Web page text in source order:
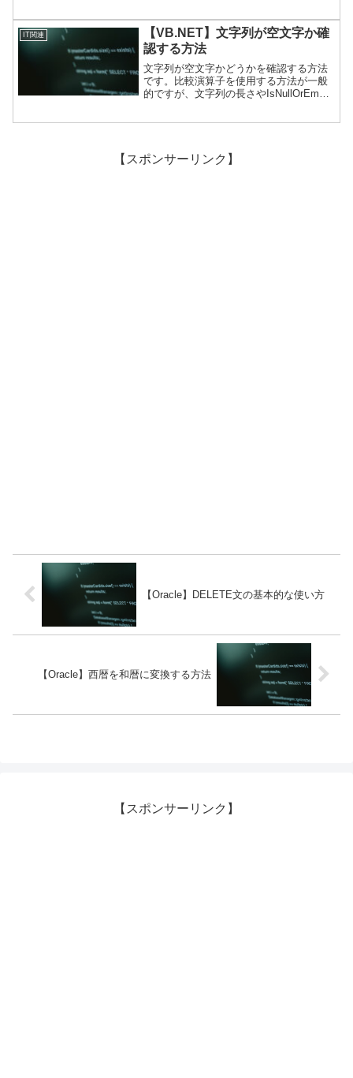
IT関連
【VB.NET】文字列が空文字か確
認する方法
文字列が空文字かどうかを確認する方法
です。比較演算子を使用する方法が一般
的ですが、文字列の長さやIsNullOrEmpty
【スポンサーリンク】
【Oracle】DELETE文の基本的な使い方
【Oracle】西暦を和暦に変換する方法
【スポンサーリンク】